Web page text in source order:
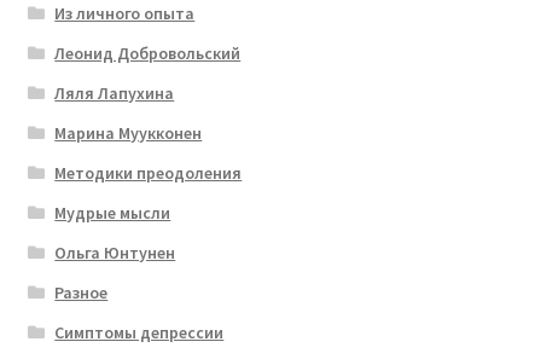
Из личного опыта
Леонид Добровольский
Ляля Лапухина
Марина Муукконен
Методики преодоления
Мудрые мысли
Ольга Юнтунен
Разное
Симптомы депрессии